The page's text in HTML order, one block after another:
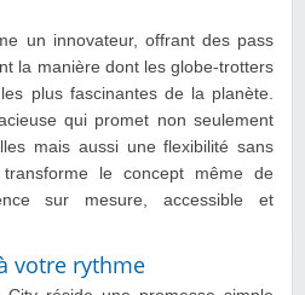
un innovateur, offrant des pass
la manière dont les globe-trotters
plus fascinantes de la planète.
qui promet non seulement
mais aussi une flexibilité sans
le concept même de
sur mesure, accessible et
votre rythme